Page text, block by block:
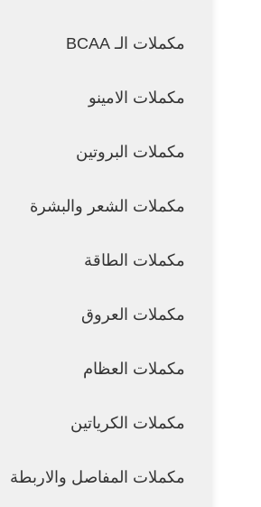
مكملات الـ BCAA
مكملات الامينو
مكملات البروتين
مكملات الشعر والبشرة
مكملات الطاقة
مكملات العروق
مكملات العظام
مكملات الكرياتين
مكملات المفاصل والاربطة